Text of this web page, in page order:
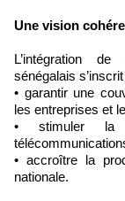
Une vision
L’intégration
sénégalais
• garantir une
les entreprises et
• stimuler la
• accroître la
nationale.